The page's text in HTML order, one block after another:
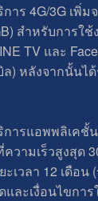
ร 4G/3G เพิ่ม
สำหรับการใ
TV และ
ล) หลังจากนั้นไ
รแอพพลิเคชั้น
วามเร็วสูงสุด
ะเวลา 12 เดือ
ละเงื่อนไขกา